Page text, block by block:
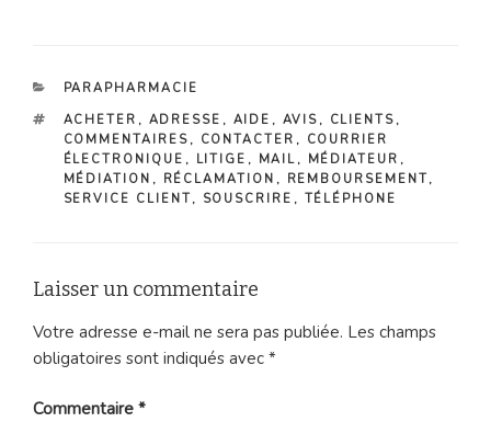
CATÉGORIES
PARAPHARMACIE
ÉTIQUETTES
ACHETER , ADRESSE , AIDE , AVIS , CLIENTS ,
COMMENTAIRES , CONTACTER , COURRIER
ÉLECTRONIQUE , LITIGE , MAIL , MÉDIATEUR ,
MÉDIATION , RÉCLAMATION , REMBOURSEMENT,
SERVICE CLIENT, SOUSCRIRE , TÉLÉPHONE
Laisser un commentaire
Votre adresse e-mail ne sera pas publiée. Les champs
obligatoires sont indiqués avec *
Commentaire *